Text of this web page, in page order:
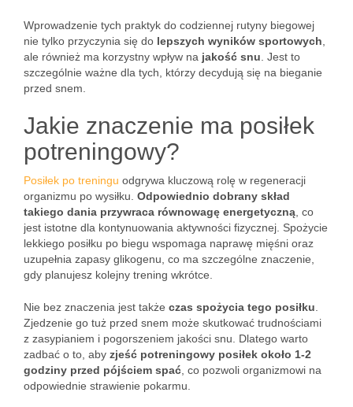
Wprowadzenie tych praktyk do codziennej rutyny biegowej
nie tylko przyczynia się do lepszych wyników sportowych
ale również ma korzystny wpływ na jakość snu . Jest to
szczególnie ważne dla tych, którzy decydują się na bieganie
przed snem.
Jakie znaczenie ma posiłek
potreningowy?
Posiłek po treningu odgrywa kluczową rolę w regeneracji
organizmu po wysiłku. Odpowiednio dobrany skład
takiego dania przywraca równowagę energetyczną , co
jest istotne dla kontynuowania aktywności fizycznej. Spożycie
lekkiego posiłku po biegu wspomaga naprawę mięśni oraz
uzupełnia zapasy glikogenu, co ma szczególne znaczenie,
gdy planujesz kolejny trening wkrótce.
Nie bez znaczenia jest także czas spożycia tego posiłku
Zjedzenie go tuż przed snem może skutkować trudnościami
z zasypianiem i pogorszeniem jakości snu. Dlatego warto
zadbać o to, aby zjeść potreningowy posiłek około 1-2
godziny przed pójściem spać , co pozwoli organizmowi na
odpowiednie strawienie pokarmu.